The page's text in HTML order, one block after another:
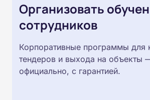
Организовать
сотрудников
Корпоративные программы для
тендеров и выхода на объекты
официально, с гарантией.